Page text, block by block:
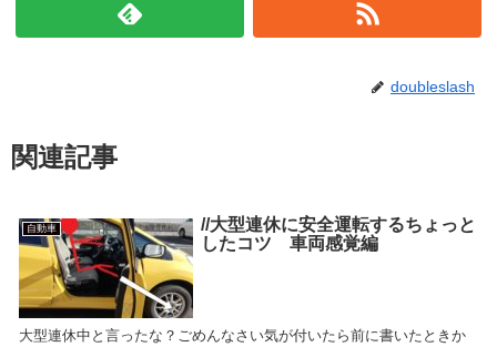
doubleslash
関連記事
自動車
//大型連休に安全運転するちょっと
したコツ 車両感覚編
大型連休中と言ったな？ごめんなさい気が付いたら前に書いたときか